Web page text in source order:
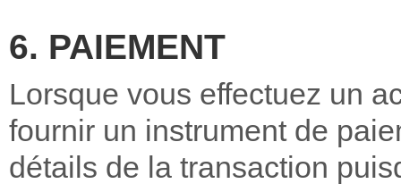
6. PAIEMENT
Lorsque vous effectuez un
fournir un instrument de
détails de la transaction